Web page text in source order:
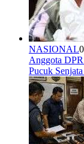
NASIONAL
Anggota
Pucuk